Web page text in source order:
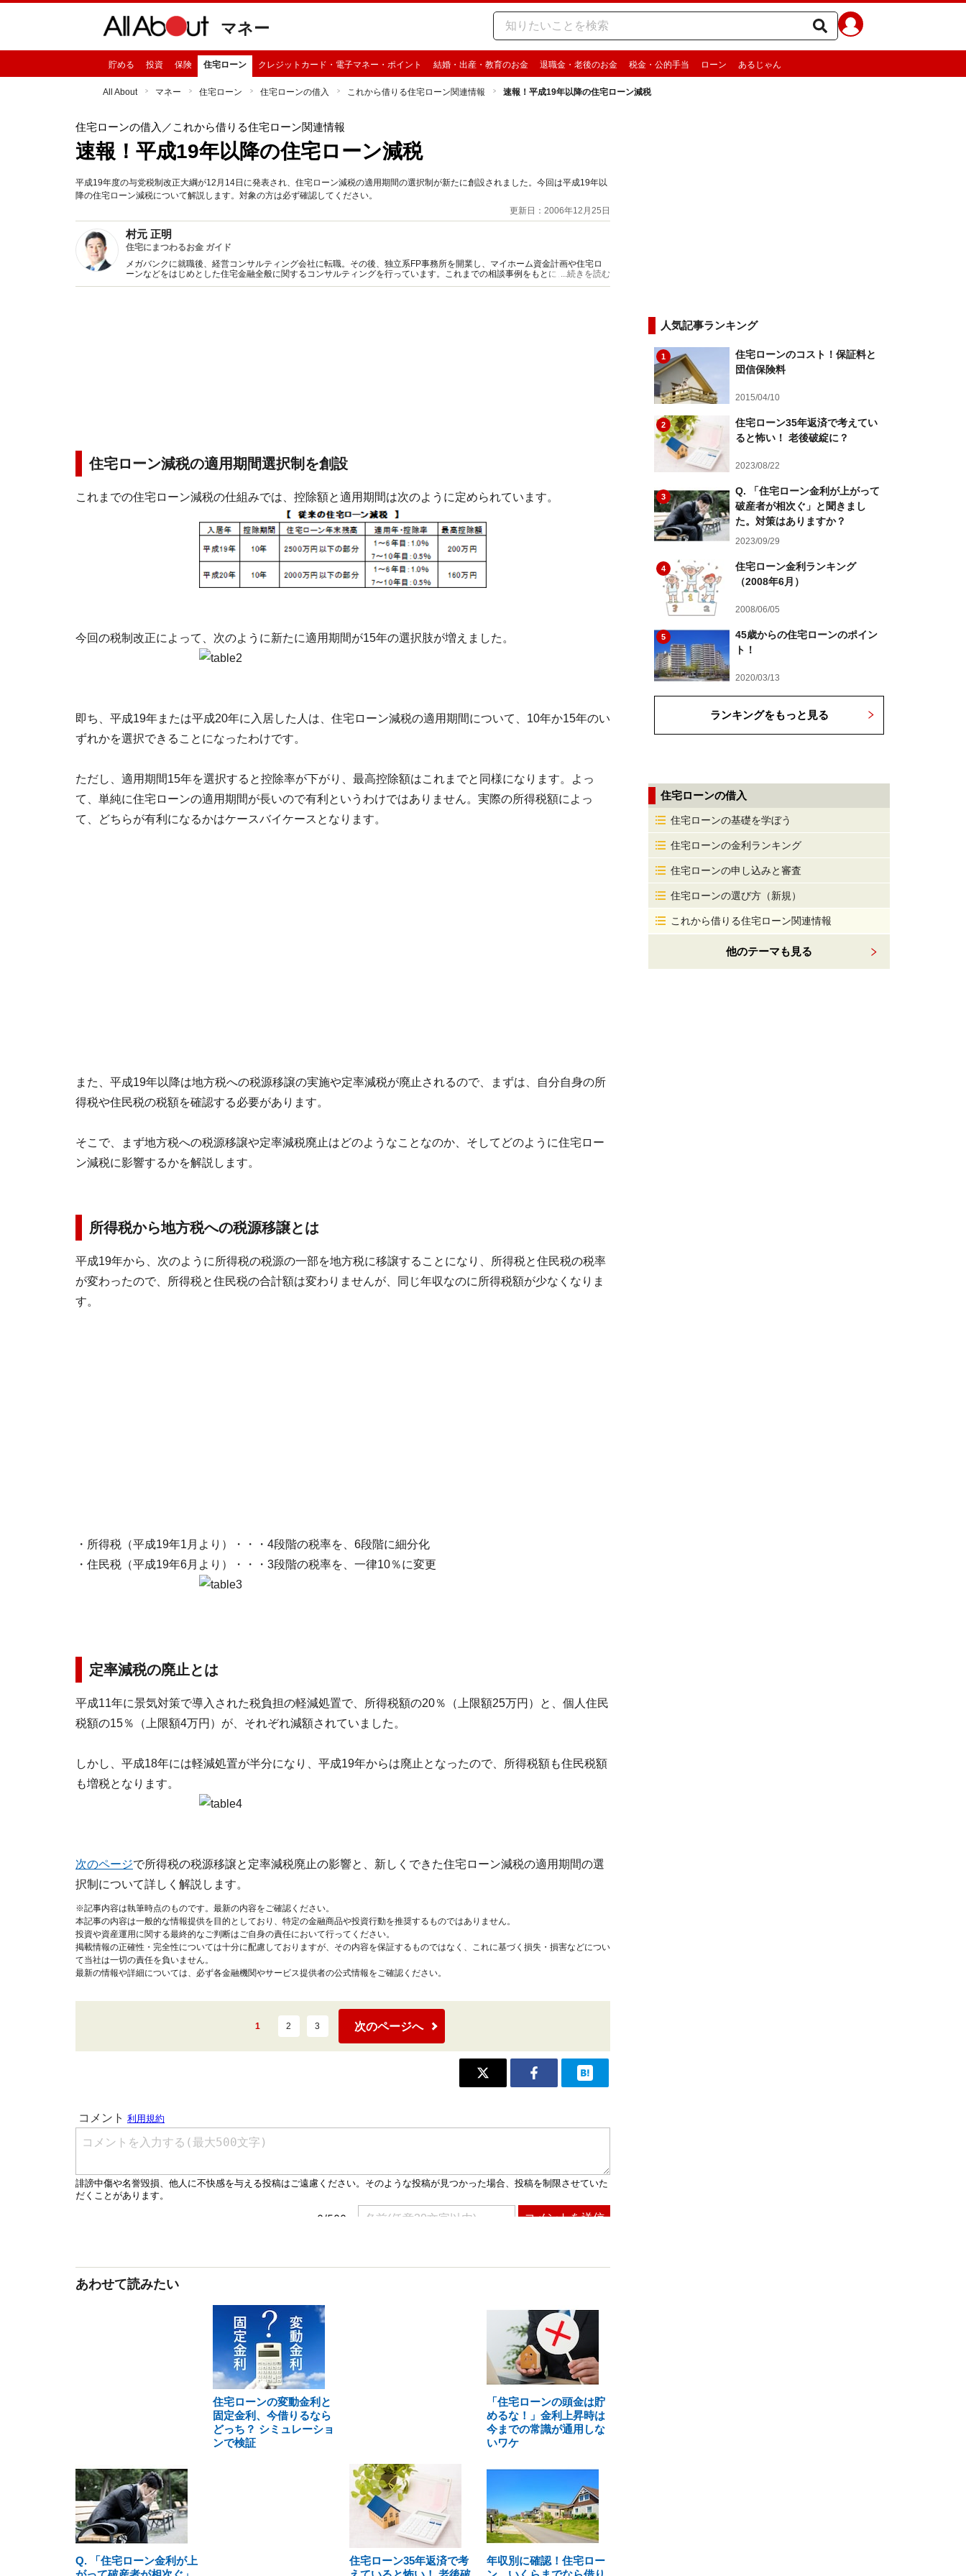
マネー
貯める 投資 保険 住宅ローン クレジットカード・電子マネー・ポイント 結婚・出産・教育のお金 退職金・老後のお金 税金・公的手当 ローン あるじゃん
All About マネー 住宅ローン 住宅ローンの借入 これから借りる住宅ローン関連情報 速報！平成19年以降の住宅ローン減税
住宅ローンの借入 ／これから借りる住宅ローン関連情報
速報！平成19年以降の住宅ローン減税
平成19年度の与党税制改正大綱が12月14日に発表され、住宅ローン減税の適用期間の選択制が新たに創設されました。今回は平成19年以
降の住宅ローン減税について解説します。対象の方は必ず確認してください。
更新日：2006年12月25日
村元 正明
住宅にまつわるお金 ガイド
メガバンクに就職後、経営コンサルティング会社に転職。その後、独立系FP事務所を開業し、マイホーム資金計画や住宅ロ
ーンなどをはじめとした住宅金融全般に関するコンサルティングを行っています。これまでの相談事例をもとに、基本からよ
く迷うポイントまで、ライフスタイルに合わせた計画を立てられるように指南します。
...続きを読む
住宅ローン減税の適用期間選択制を創設
これまでの住宅ローン減税の仕組みでは、控除額と適用期間は次のように定められています。
今回の税制改正によって、次のように新たに適用期間が15年の選択肢が増えました。
即ち、平成19年または平成20年に入居した人は、住宅ローン減税の適用期間について、10年か15年のい
ずれかを選択できることになったわけです。
ただし、適用期間15年を選択すると控除率が下がり、最高控除額はこれまでと同様になります。よっ
て、単純に住宅ローンの適用期間が長いので有利というわけではありません。実際の所得税額によっ
て、どちらが有利になるかはケースバイケースとなります。
また、平成19年以降は地方税への税源移譲の実施や定率減税が廃止されるので、まずは、自分自身の所
得税や住民税の税額を確認する必要があります。
そこで、まず地方税への税源移譲や定率減税廃止はどのようなことなのか、そしてどのように住宅ロー
ン減税に影響するかを解説します。
所得税から地方税への税源移譲とは
平成19年から、次のように所得税の税源の一部を地方税に移譲することになり、所得税と住民税の税率
が変わったので、所得税と住民税の合計額は変わりませんが、同じ年収なのに所得税額が少なくなりま
す。
・所得税（平成19年1月より）・・・4段階の税率を、6段階に細分化
・住民税（平成19年6月より）・・・3段階の税率を、一律10％に変更
定率減税の廃止とは
平成11年に景気対策で導入された税負担の軽減処置で、所得税額の20％（上限額25万円）と、個人住民
税額の15％（上限額4万円）が、それぞれ減額されていました。
しかし、平成18年には軽減処置が半分になり、平成19年からは廃止となったので、所得税額も住民税額
も増税となります。
次のページで所得税の税源移譲と定率減税廃止の影響と、新しくできた住宅ローン減税の適用期間の選
択制について詳しく解説します。
※記事内容は執筆時点のものです。最新の内容をご確認ください。
本記事の内容は一般的な情報提供を目的としており、特定の金融商品や投資行動を推奨するものではありません。
投資や資産運用に関する最終的なご判断はご自身の責任において行ってください。
掲載情報の正確性・完全性については十分に配慮しておりますが、その内容を保証するものではなく、これに基づく損失・損害などについ
て当社は一切の責任を負いません。
最新の情報や詳細については、必ず各金融機関やサービス提供者の公式情報をご確認ください。
1 2 3 次のページへ
あわせて読みたい
住宅ローンの変動金利と
固定金利、今借りるなら
どっち？ シミュレーショ
ンで検証
「住宅ローンの頭金は貯
めるな！」金利上昇時は
今までの常識が通用しな
いワケ
Q. 「住宅ローン金利が上
住宅ローン35年返済で考
年収別に確認！住宅ロー
人気記事ランキング
1
住宅ローンのコスト！保証料と
団信保険料
2015/04/10
2
住宅ローン35年返済で考えてい
ると怖い！ 老後破綻に？
2023/08/22
3
Q. 「住宅ローン金利が上がって
破産者が相次ぐ」と聞きまし
た。対策はありますか？
2023/09/29
4
住宅ローン金利ランキング
（2008年6月）
2008/06/05
5
45歳からの住宅ローンのポイン
ト！
2020/03/13
ランキングをもっと見る
住宅ローンの借入
住宅ローンの基礎を学ぼう
住宅ローンの金利ランキング
住宅ローンの申し込みと審査
住宅ローンの選び方（新規）
これから借りる住宅ローン関連情報
他のテーマも見る